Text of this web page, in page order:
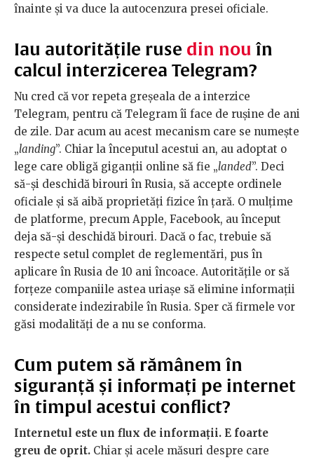
înainte și va duce la autocenzura presei oficiale.
Iau autoritățile ruse din nou în
calcul interzicerea Telegram?
Nu cred că vor repeta greșeala de a interzice
Telegram, pentru că Telegram îi face de rușine de ani
de zile. Dar acum au acest mecanism care se numește
„landing”. Chiar la începutul acestui an, au adoptat o
lege care obligă giganții online să fie „landed”. Deci
să-și deschidă birouri în Rusia, să accepte ordinele
oficiale și să aibă proprietăți fizice în țară. O mulțime
de platforme, precum Apple, Facebook, au început
deja să-și deschidă birouri. Dacă o fac, trebuie să
respecte setul complet de reglementări, pus în
aplicare în Rusia de 10 ani încoace. Autoritățile or să
forțeze companiile astea uriașe să elimine informații
considerate indezirabile în Rusia. Sper că firmele vor
găsi modalități de a nu se conforma.
Cum putem să rămânem în
siguranță și informați pe internet
în timpul acestui conflict?
Internetul este un flux de informații. E foarte
greu de oprit. Chiar și acele măsuri despre care